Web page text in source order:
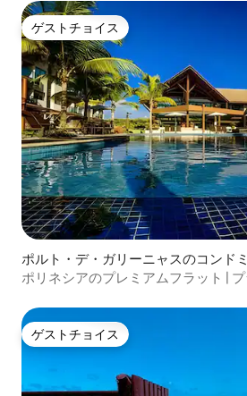
ゲストチョイス
ゲストチョイス
ポルト・デ・ガリーニャスのコンド
ポリネシアのプレミアムフラット |
ゲストチョイス
ゲストチョイス